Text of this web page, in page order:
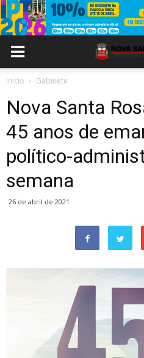
Inicio Gabinete
Nova Santa
45 anos de
político-
semana
26 de abril de 2021